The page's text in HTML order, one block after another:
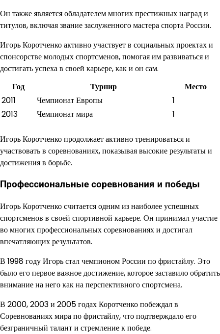
Он также является обладателем многих престижных наград и
титулов, включая звание заслуженного мастера спорта России.
Игорь Коротченко активно участвует в социальных проектах и
спонсорстве молодых спортсменов, помогая им развиваться и
достигать успеха в своей карьере, как и он сам.
Год
Турнир
Место
2011
Чемпионат Европы
1
2013
Чемпионат мира 1
Игорь Коротченко продолжает активно тренироваться и
участвовать в соревнованиях, показывая высокие результаты и
достижения в борьбе.
Профессиональные соревнования и победы
Игорь Коротченко считается одним из наиболее успешных
спортсменов в своей спортивной карьере. Он принимал участие
во многих профессиональных соревнованиях и достигал
впечатляющих результатов.
В 1998 году Игорь стал чемпионом России по фристайлу. Это
было его первое важное достижение, которое заставило обратить
внимание на него как на перспективного спортсмена.
В 2000, 2003 и 2005 годах Коротченко побеждал в
Соревнованиях мира по фристайлу, что подтверждало его
безграничный талант и стремление к победе.